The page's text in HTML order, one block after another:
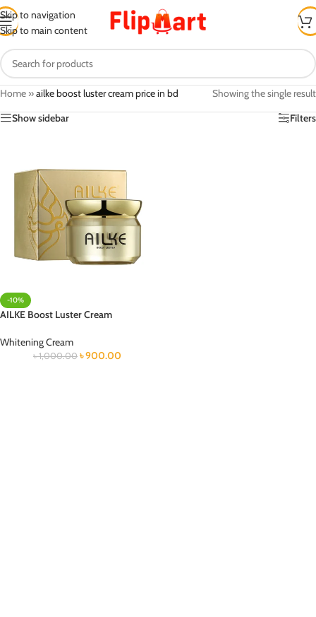
Skip to navigation
Skip to main content
Home »ailke boost luster cream price in bd
Showing the single result
Show sidebar
Filters
-10%
AILKE Boost Luster Cream
Whitening Cream
৳1,000.00 ৳900.00